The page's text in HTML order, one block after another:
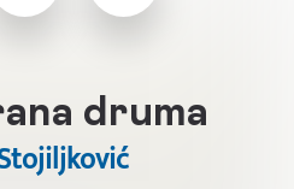
druma